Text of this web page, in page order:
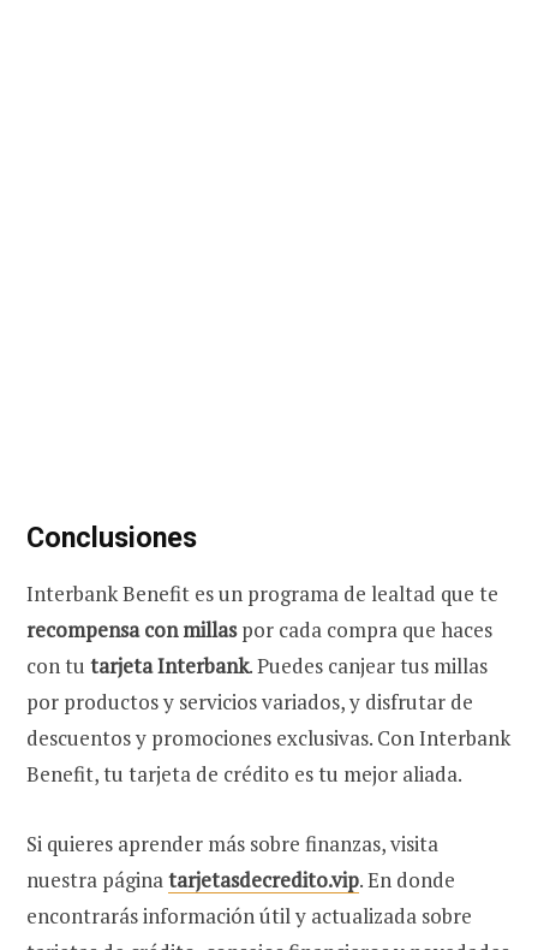
Conclusiones
Interbank Benefit es un programa de lealtad que te
recompensa con millaspor cada compra que haces
con tu tarjeta Interbank. Puedes canjear tus millas
por productos y servicios variados, y disfrutar de
descuentos y promociones exclusivas. Con Interbank
Benefit, tu tarjeta de crédito es tu mejor aliada.
Si quieres aprender más sobre finanzas, visita
nuestra páginatarjetasdecredito.vip. En donde
encontrarás información útil y actualizada sobre